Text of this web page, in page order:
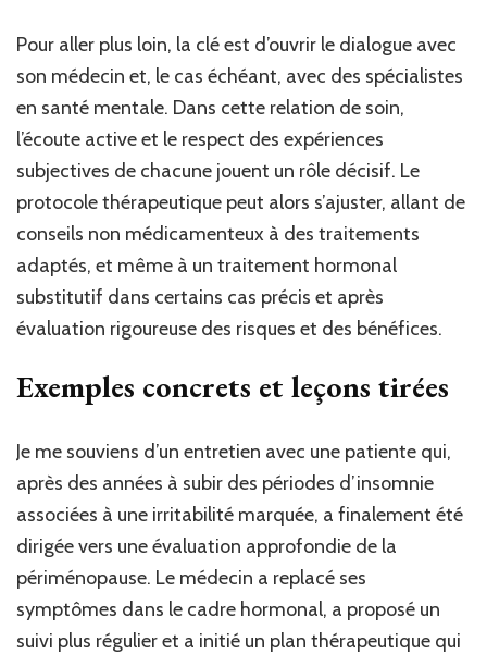
Pour aller plus loin, la clé est d’ouvrir le dialogue avec
son médecin et, le cas échéant, avec des spécialistes
en santé mentale. Dans cette relation de soin,
l’écoute active et le respect des expériences
subjectives de chacune jouent un rôle décisif. Le
protocole thérapeutique peut alors s’ajuster, allant de
conseils non médicamenteux à des traitements
adaptés, et même à un traitement hormonal
substitutif dans certains cas précis et après
évaluation rigoureuse des risques et des bénéfices.
Exemples concrets et leçons tirées
Je me souviens d’un entretien avec une patiente qui,
après des années à subir des périodes d’insomnie
associées à une irritabilité marquée, a finalement été
dirigée vers une évaluation approfondie de la
périménopause. Le médecin a replacé ses
symptômes dans le cadre hormonal, a proposé un
suivi plus régulier et a initié un plan thérapeutique qui